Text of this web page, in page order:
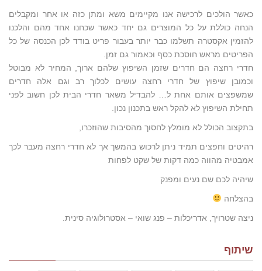
כאשר הולכים לרכישה אנו מקיימים משא ומתן כזה או אחר ומקבלים
הנחה כוללת על כל המוצרים גם יחד כאשר שכחנו אחד מהם והלכנו
להזמין אקסטרה תשלמו כבר יותר בעבור פריט בודד לכן הכנסה של כל
הפריטים מראש חוסכת כסף וכאמור גם זמן.
חדרי רחצה הם חדרים שזמן השיפוץ שלהם ארוך, המחיר לא מבוטל
וכמובן שיפוץ של חדרי רחצה עושים לכלוך רב וגם אלה חדרים
שמשפצים אותם אחת ל… להבדיל משאר חדרי הבית לכן חשוב לפני
תחילת השיפוץ לא להקל ראש בתכנון נכון.
בתקצוב הכולל לא מומלץ לחסוך מהסיבות שהוזכרו,
רהיטים וחפצים תמיד ניתן לרכוש בהמשך אך לא חדרי רחצה מעבר לכך
אמבטיה מהווה כמה דקות של שקט לפחות
שיהיה לכם שם נעים ומפנק
בהצלחה
ניצה שטרויך, אדריכלות – פנג שואי – אסטרולוגיה סינית.
שיתוף